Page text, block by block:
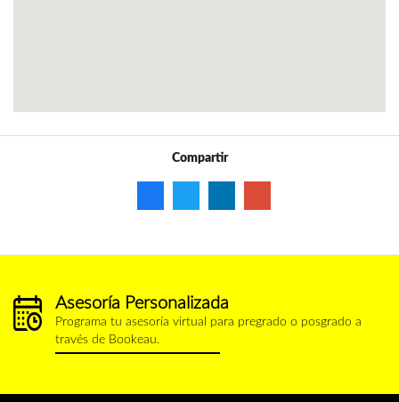
Compartir
calendario.png
Asesoría Personalizada
Programa tu asesoría virtual para pregrado o posgrado a
través de Bookeau.